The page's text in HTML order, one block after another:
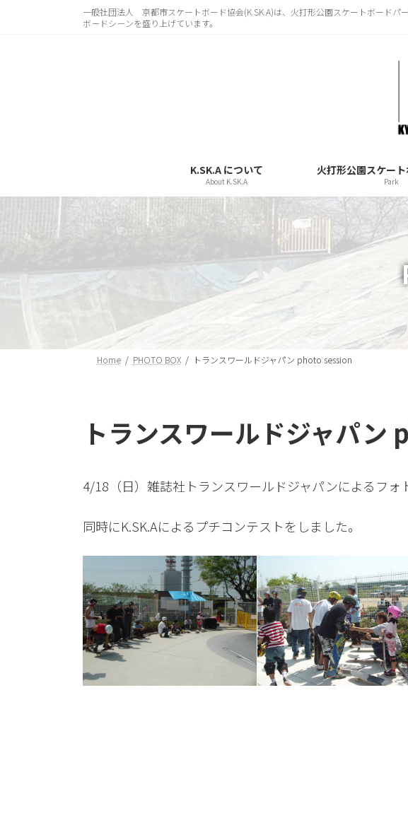
一般社団法人 京都市スケートボード協会(K.SK.A)は、火打形公園スケートボード
ボ－ドシ－ンを盛り上げています。
K.SK.A について
About K.SK.A
火打形公園スケー
Park
Home PHOTO BOX トランスワールドジャパン photo session
トランスワールドジャパ
4/18（日）雑誌社トランスワールドジャパンによるフォ
同時にK.SK.Aによるプチコンテストをしました。